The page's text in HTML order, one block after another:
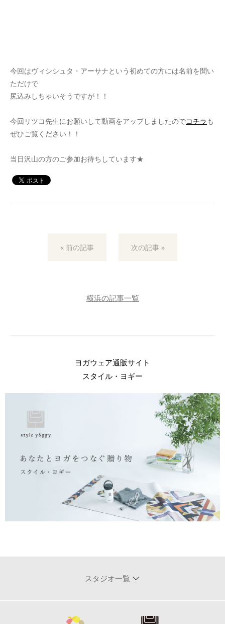
今回はヴィシシュタ・アーサナという初めての方には名前を聞い
ただけで
尻込みしちゃいそうですが！！
今回リツコ先生にお願いして動画をアップしましたのでコチラ も
ぜひご覧ください！！
当日沢山の方のご参加お待ちしています★
« 前の記事 次の記事 »
横浜の記事一覧
ヨガウェア通販サイト
スタイル・ヨギー
スタジオ一覧